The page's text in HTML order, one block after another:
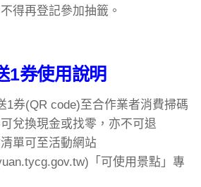
得再登記參加抽籤。
1券使用說明
1券(QR code)至合作業者消費掃碼
兌換現金或找零，亦不可退
單可至活動網站
「可使用景點」專